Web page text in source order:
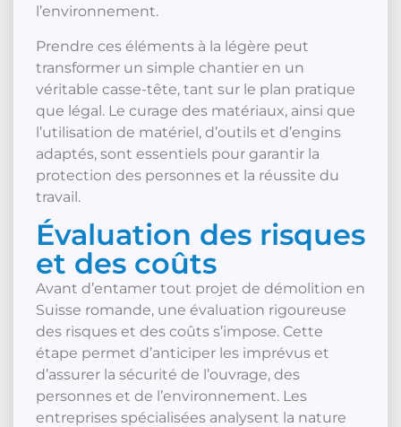
l’environnement.
Prendre ces éléments à la légère peut
transformer un simple chantier en un
véritable casse-tête, tant sur le plan pratique
que légal. Le curage des matériaux, ainsi que
l’utilisation de matériel, d’outils et d’engins
adaptés, sont essentiels pour garantir la
protection des personnes et la réussite du
travail.
Évaluation des risques
et des coûts
Avant d’entamer tout projet de démolition en
Suisse romande, une évaluation rigoureuse
des risques et des coûts s’impose. Cette
étape permet d’anticiper les imprévus et
d’assurer la sécurité de l’ouvrage, des
personnes et de l’environnement. Les
entreprises spécialisées analysent la nature